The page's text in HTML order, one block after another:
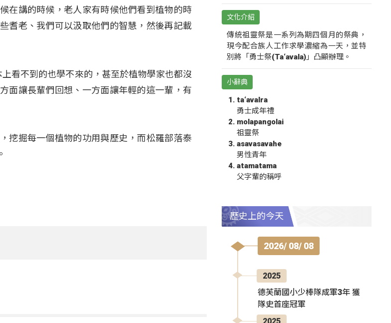
在講的時候，老人家有時候他們看到植物的時
耆老、我們可以汲取他們的智慧，然後再記載
看不到的也學不來的，甚至於植物學家也都沒
面讓長輩們回想、一方面讓年輕的這一輩，有
挖掘每一個植物的功用與歷史，而松羅部落泰
文化介紹
傳統祖靈祭是一系列為期四個月的祭典，
現今配合族人工作求學濃縮為一天，並特
別將「勇士祭(Ta‘avala)」凸顯辦理。
小辭典
ta‘avalra
勇士成年禮
molapangolai
祖靈祭
asavasavahe
男性青年
atamatama
父字輩的稱呼
歷史上的今天
2026/ 08/ 08
2025
德芙蘭國小少棒隊成軍3年 獲
隊史首座冠軍
2025